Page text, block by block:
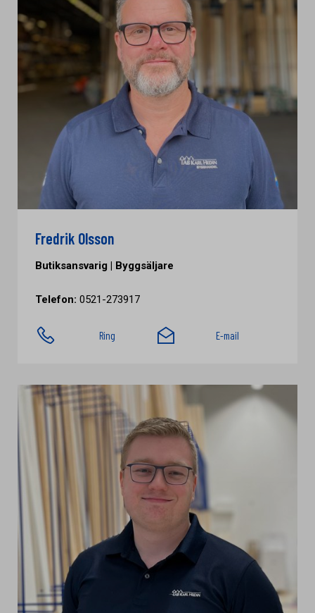
Fredrik Olsson
Butiksansvarig | Byggsäljare
Telefon: 0521-273917
Ring E-mail